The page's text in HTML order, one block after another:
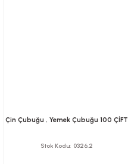
Çin Çubuğu , Yemek Çubuğu 100 ÇİFT
Stok Kodu 0326.2